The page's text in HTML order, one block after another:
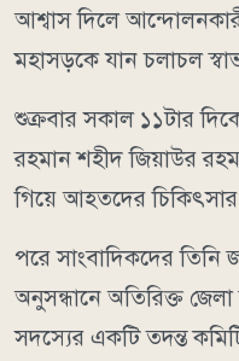
আশ্বাস দিলে
মহাসড়কে যান চলাচল
শুক্রবার সকাল ১১টার
রহমান শহীদ জিয়াউর
গিয়ে আহতদের
পরে সাংবাদিকদের তিনি
অনুসন্ধানে অতিরিক্ত জেলা
সদস্যের একটি তদন্ত